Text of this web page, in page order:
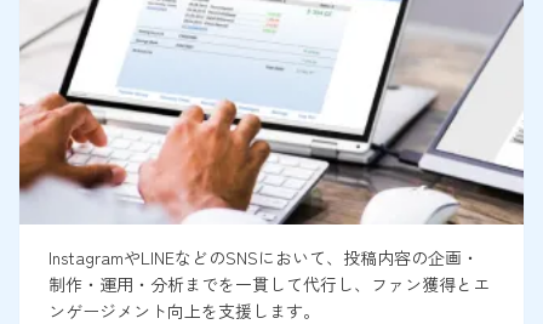
InstagramやLINEなどのSNSにおいて、投稿内容の企画・
制作・運用・分析までを一貫して代行し、ファン獲得とエ
ンゲージメント向上を支援します。